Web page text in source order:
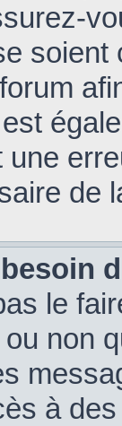
soient
une
de
le
ou non
à